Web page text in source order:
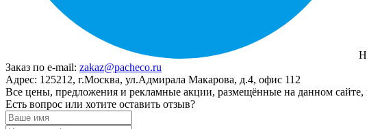
Заказ по e-mail: zakaz@pacheco.ru
Адрес: 125212, г.Москва, ул.Адмирала Макарова, д.4, офис 112
Все цены, предложения и рекламные акции, размещённые на данном сайте,
Есть вопрос или хотите оставить отзыв?